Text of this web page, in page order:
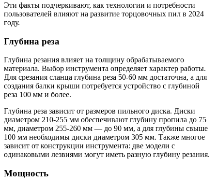
Эти факты подчеркивают, как технологии и потребности
пользователей влияют на развитие торцовочных пил в 2024
году.
Глубина реза
Глубина резания влияет на толщину обрабатываемого
материала. Выбор инструмента определяет характер работы.
Для срезания сланца глубина реза 50-60 мм достаточна, а для
создания балки крыши потребуется устройство с глубиной
реза 100 мм и более.
Глубина реза зависит от размеров пильного диска. Диски
диаметром 210-255 мм обеспечивают глубину пропила до 75
мм, диаметром 255-260 мм — до 90 мм, а для глубины свыше
100 мм необходимы диски диаметром 305 мм. Также многое
зависит от конструкции инструмента: две модели с
одинаковыми лезвиями могут иметь разную глубину резания.
Мощность